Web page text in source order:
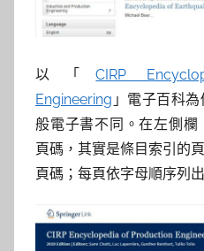
以「CIRP
Engineering 」電子百科
般電子書不同。在左側欄
頁碼，其實是條目索引的
頁碼；每頁依字母順序列